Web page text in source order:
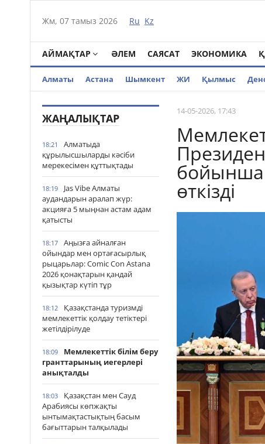
Жм, 07 тамыз 2026 Ru Kz
АЙМАҚТАР ӘЛЕМ САЯСАТ ЭКОНОМИКА
Алматы Астана Шымкент ЖИ Қылмыс
ЖАҢАЛЫҚТАР
18:21
Алматыда
құрылысшыларды кәсіби
мерекесімен құттықтады
18:19
Jas Vibe Алматы
аудандарын аралап жүр:
акцияға 5 мыңнан астам адам
қатысты
18:17
Аңызға айналған
ойындар мен ортағасырлық
рыцарьлар: Comic Con Astana
2026 қонақтарын қандай
қызықтар күтіп тұр
18:12
Қазақстанда туризмді
мемлекеттік қолдау тетіктері
жетілдірілуде
18:09
Мемлекеттік білім беру
гранттарының иегерлері
анықталды
18:03
Қазақстан мен Сауд
Арабиясы көпжақты
ынтымақтастықтың басым
бағыттарын талқылады
14-05-2026, 17:43
бойынша
өткізді